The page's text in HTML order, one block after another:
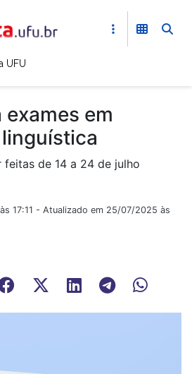
UFU
em
feitas de 14 a 24 de julho
17:11 - Atualizado em 25/07/2025 às